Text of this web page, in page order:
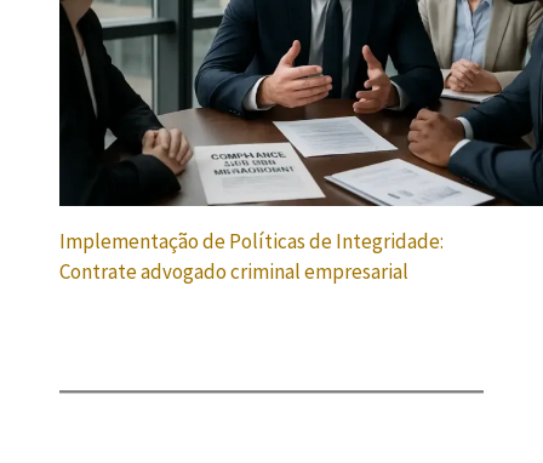
Implementação de Políticas de Integridade:
Contrate advogado criminal empresarial